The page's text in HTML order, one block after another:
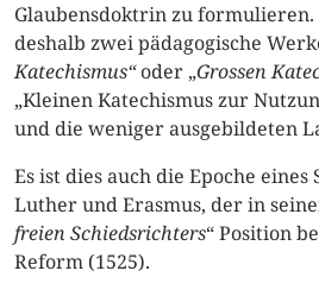
Glaubensdoktrin zu
deshalb zwei pädagogische
Katechismus“oder „Grossen
„Kleinen Katechismus zur
und die weniger ausgebildeten
Es ist dies auch die Epoche
Luther und Erasmus, der in
freien Schiedsrichters“ Position
Reform (1525).